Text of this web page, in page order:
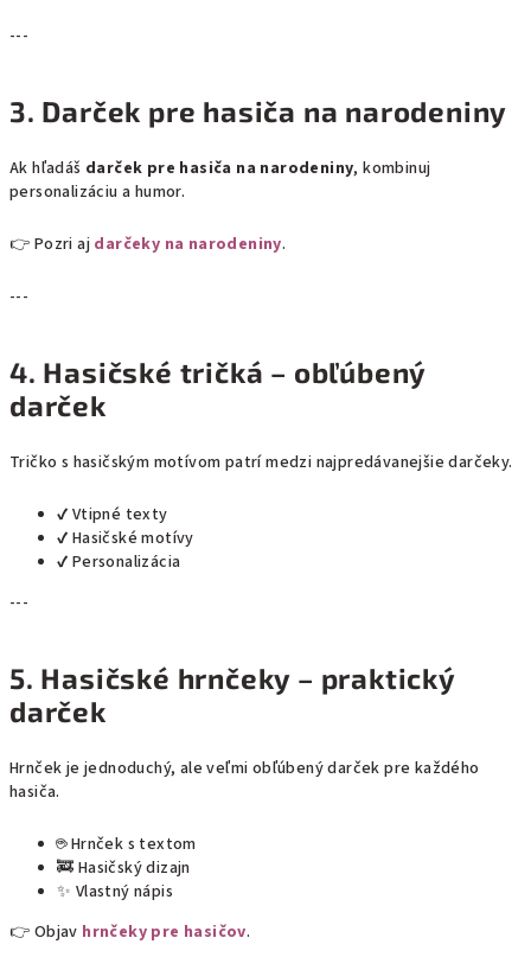
---
3. Darček pre hasiča na narodeniny
Ak hľadáš darček pre hasiča na narodeniny, kombinuj
personalizáciu a humor.
👉 Pozri aj darčeky na narodeniny.
---
4. Hasičské tričká – obľúbený
darček
Tričko s hasičským motívom patrí medzi najpredávanejšie darčeky.
✔ Vtipné texty
✔ Hasičské motívy
✔ Personalizácia
---
5. Hasičské hrnčeky – praktický
darček
Hrnček je jednoduchý, ale veľmi obľúbený darček pre každého
hasiča.
☕ Hrnček s textom
🚒 Hasičský dizajn
✨ Vlastný nápis
👉 Objav hrnčeky pre hasičov.